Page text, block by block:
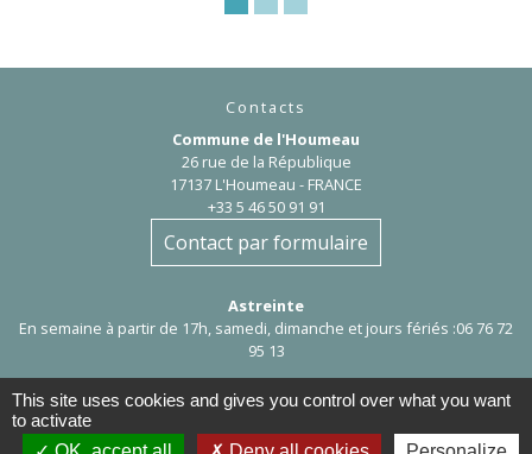
Contacts
Commune de l'Houmeau
26 rue de la République
17137 L'Houmeau - FRANCE
+33 5 46 50 91 91
Contact par formulaire
Astreinte
En semaine à partir de 17h, samedi, dimanche et jours fériés :06 76 72
95 13
This site uses cookies and gives you control over what you want
to activate